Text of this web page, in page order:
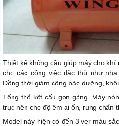
Thiết kế không dầu giúp máy cho
cho các công việc đặc thù như
Đồng thời giảm công bảo dưỡng,
Tổng thể kết cấu gọn gàng. Máy
trục nên cho độ êm ái ổn, rung chấn
Model này hiện có đến 3 ver màu